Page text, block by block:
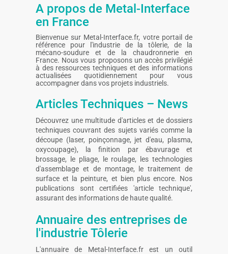
A propos de Metal-Interface
en France
Bienvenue sur Metal-Interface.fr, votre portail de
référence pour l'industrie de la tôlerie, de la
mécano-soudure et de la chaudronnerie en
France. Nous vous proposons un accès privilégié
à des ressources techniques et des informations
actualisées quotidiennement pour vous
accompagner dans vos projets industriels.
Articles Techniques – News
Découvrez une multitude d'articles et de dossiers
techniques couvrant des sujets variés comme la
découpe (laser, poinçonnage, jet d'eau, plasma,
oxycoupage), la finition par ébavurage et
brossage, le pliage, le roulage, les technologies
d'assemblage et de montage, le traitement de
surface et la peinture, et bien plus encore. Nos
publications sont certifiées 'article technique',
assurant des informations de haute qualité.
Annuaire des entreprises de
l'industrie Tôlerie
L'annuaire de Metal-Interface.fr est un outil